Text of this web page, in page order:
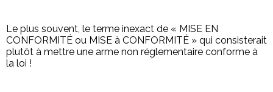
Le plus souvent, le terme inexact de « MISE EN
CONFORMITÉ ou MISE à CONFORMITÉ » qui consisterait
plutôt à mettre une arme non réglementaire conforme à
la loi !